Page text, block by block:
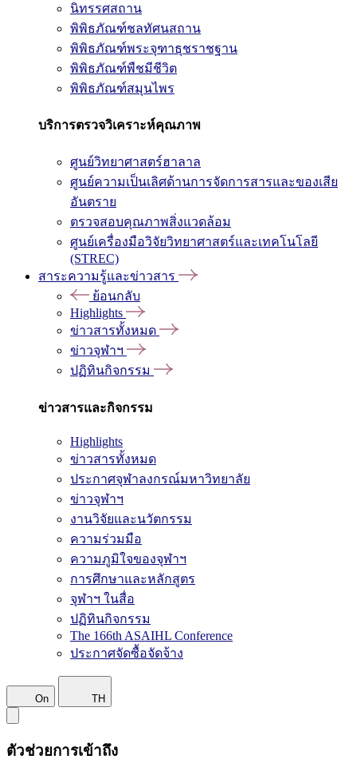
นิทรรศสถาน
พิพิธภัณฑ์ชลทัศนสถาน
พิพิธภัณฑ์พระจุฑาธุชราชฐาน
พิพิธภัณฑ์พืชมีชีวิต
พิพิธภัณฑ์สมุนไพร
บริการตรวจวิเคราะห์คุณภาพ
ศูนย์วิทยาศาสตร์ฮาลาล
ศูนย์ความเป็นเลิศด้านการจัดการสารและของเสีย
อันตราย
ตรวจสอบคุณภาพสิ่งแวดล้อม
ศูนย์เครื่องมือวิจัยวิทยาศาสตร์และเทคโนโลยี
(STREC)
สาระความรู้และข่าวสาร
ย้อนกลับ
Highlights
ข่าวสารทั้งหมด
ข่าวจุฬาฯ
ปฏิทินกิจกรรม
ข่าวสารและกิจกรรม
Highlights
ข่าวสารทั้งหมด
ประกาศจุฬาลงกรณ์มหาวิทยาลัย
ข่าวจุฬาฯ
งานวิจัยและนวัตกรรม
ความร่วมมือ
ความภูมิใจของจุฬาฯ
การศึกษาและหลักสูตร
จุฬาฯ ในสื่อ
ปฏิทินกิจกรรม
The 166th ASAIHL Conference
ประกาศจัดซื้อจัดจ้าง
On TH
ตัวช่วยการเข้าถึง